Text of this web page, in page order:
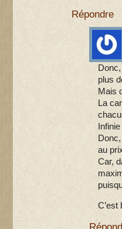
Répondre
plus
Mais
La
au
Car,
C’est